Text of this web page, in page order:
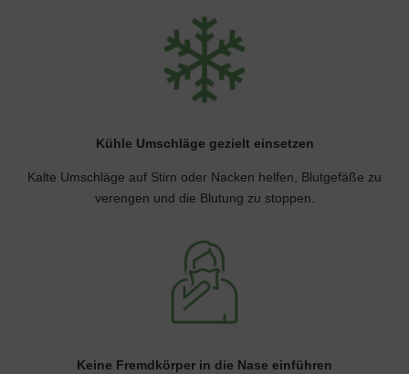
Kühle Umschläge gezielt einsetzen
Kalte Umschläge auf Stirn oder Nacken helfen, Blutgefäße zu
verengen und die Blutung zu stoppen.
Keine Fremdkörper in die Nase einführen